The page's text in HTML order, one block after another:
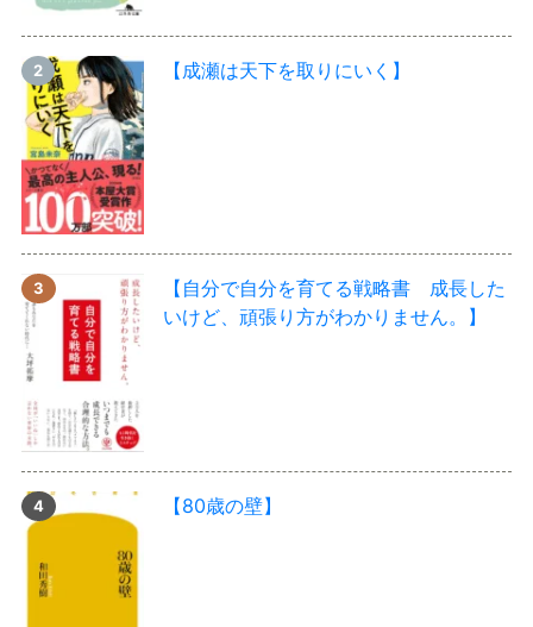
【成瀬は天下を取りにいく】
【自分で自分を育てる戦略書 成長した
いけど、頑張り方がわかりません。】
【80歳の壁】